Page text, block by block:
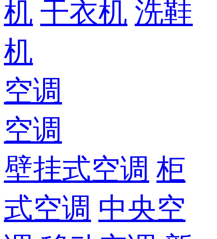
机 干衣机 洗鞋
机
空调
空调
壁挂式空调 柜
式空调 中央空